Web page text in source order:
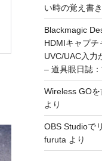
い時の覚え書き
Blackmagic
HDMIキャプチ
UVC/UAC入力
– 道具眼日誌
Wireless GO
より
OBS Studioで
furuta より